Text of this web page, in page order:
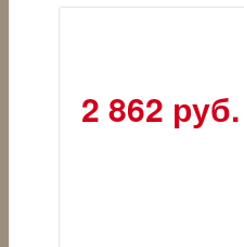
2 862 руб.